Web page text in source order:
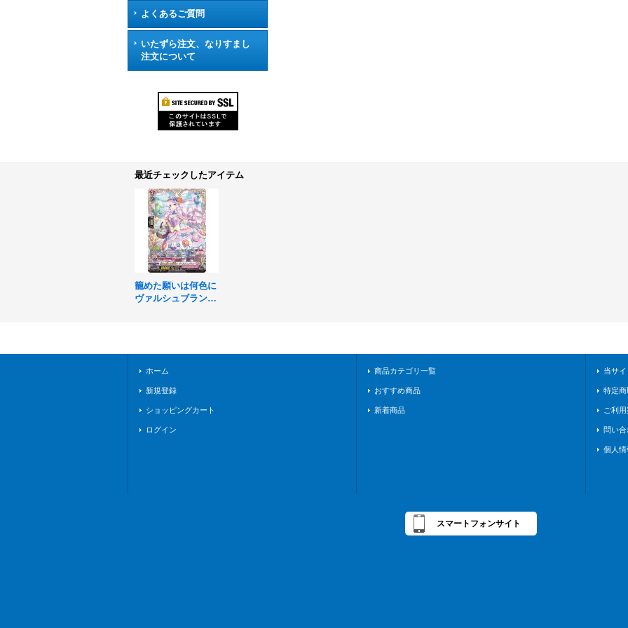
よくあるご質問
いたずら注文、なりすまし
注文について
最近チェックしたアイテム
籠めた願いは何色に
ヴァルシュブラン
ホーム
新規登録
ショッピングカート
ログイン
商品カテゴリ一覧
おすすめ商品
新着商品
当サ
特定
ご利
問い合
個人
スマートフォンサイト